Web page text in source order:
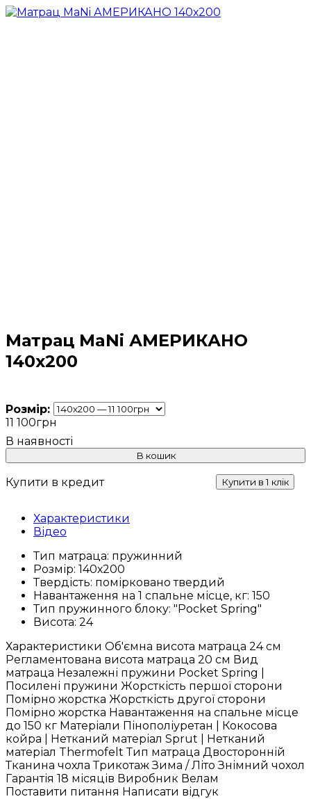
Матрац MaNi АМЕРИКАНО
140х200
Розмір:
11 100грн
В кошик
Купити в кредит Купити в 1 клік
Характеристики
Відео
Тип матраца: пружинний
Розмір: 140х200
Твердість: помірковано твердий
Навантаження на 1 спальне місце, кг: 150
Тип пружинного блоку: "Pocket Spring"
Висота: 24
Характеристики Об'ємна висота матраца 24 см
Регламентована висота матраца 20 см Вид
матраца Незалежні пружини Pocket Spring |
Посилені пружини Жорсткість першої сторони
Помірно жорстка Жорсткість другої сторони
Помірно жорстка Навантаження на спальне місце
до 150 кг Матеріали Пінополіуретан | Кокосова
койра | Нетканий матеріал Sprut | Нетканий
матеріал Thermofelt Тип матраца Двосторонній
Тканина чохла Трикотаж Зима / Літо Знімний чохол
Гарантія 18 місяців Виробник Велам
Поставити питання Написати відгук